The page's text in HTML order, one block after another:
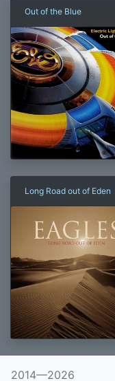
Out of the Blue
Long Road out of Eden
2014—2026